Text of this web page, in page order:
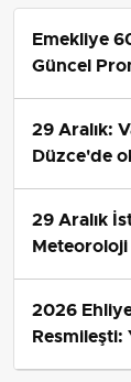
Emekliye
Güncel
29 Aralık:
Düzce'de
29 Aralık
Meteoroloji
2026
Resmileşti: